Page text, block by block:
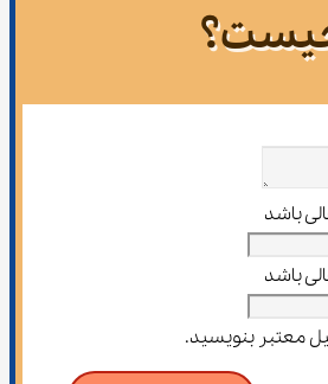
باشد
باشد
معتبر بنویسید.